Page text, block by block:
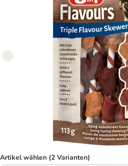
Artikel wählen (2 Varianten)